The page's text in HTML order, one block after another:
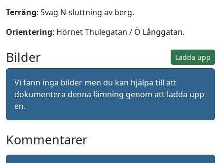
Terräng: Svag N-sluttning av berg.
Orientering: Hörnet Thulegatan / Ö Långgatan.
Ladda upp
Bilder
Vi fann inga bilder men du kan hjälpa till att
dokumentera denna lämning genom att ladda upp
en.
Kommentarer